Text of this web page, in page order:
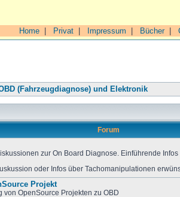
Home Privat Impressum Bücher|
(Fahrzeugdiagnose) und Elektronik
Forum
zur On Board Diagnose. Einführende
oder Infos über Tachomanipulationen
Projekt
von OpenSource Projekten zu OBD